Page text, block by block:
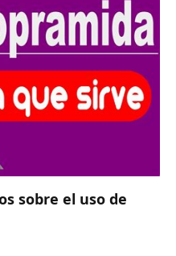
sobre el uso de